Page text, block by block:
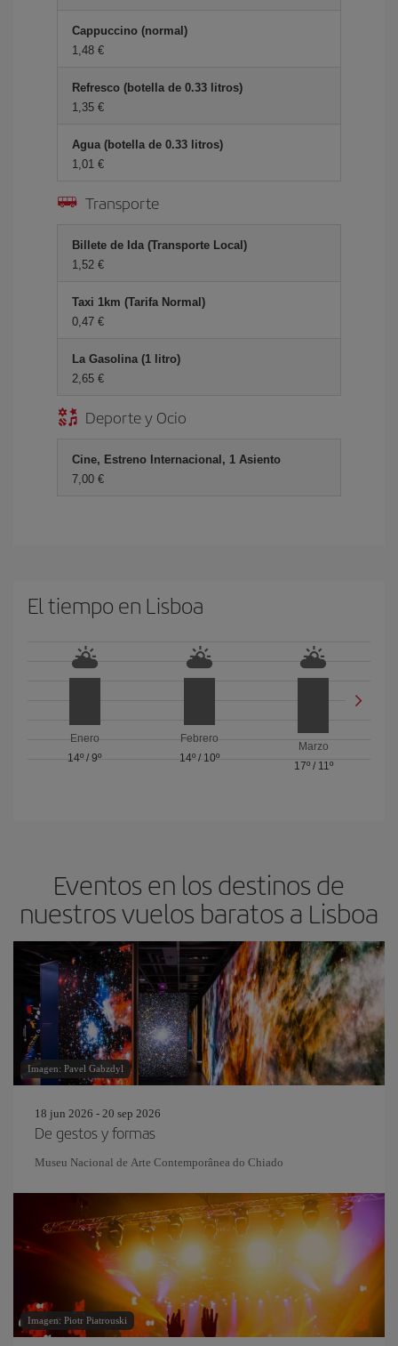
Cappuccino (normal)
1,48 €
Refresco (botella de 0.33 litros)
1,35 €
Agua (botella de 0.33 litros)
1,01 €
Transporte
Billete de Ida (Transporte Local)
1,52 €
Taxi 1km (Tarifa Normal)
0,47 €
La Gasolina (1 litro)
2,65 €
Deporte y Ocio
Cine, Estreno Internacional, 1 Asiento
7,00 €
El tiempo en Lisboa
Enero
14º /9º
Febrero
14º/ 10º
Marzo
17º/ 11º
Eventos en los destinos de
nuestros vuelos baratos a Lisboa
Imagen: Pavel Gabzdyl
18 jun 2026 - 20 sep 2026
De gestos y formas
Museu Nacional de Arte Contemporânea do Chiado
Imagen: Piotr Piatrouski